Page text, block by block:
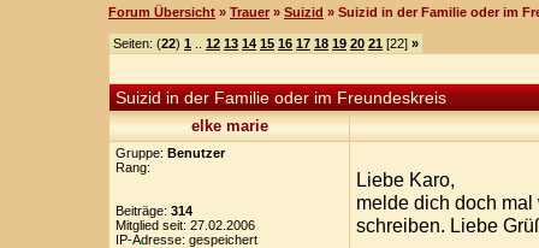
Forum Übersicht » Trauer » Suizid » Suizid in der Familie oder im
Seiten: (22) 1 12 13 14 15 16 17 18 19 20 21 [22] »
Suizid in der Familie oder im Freundeskreis
elke marie
Gruppe: Benutzer
Rang:
Beiträge: 314
Mitglied seit: 27.02.2006
IP-Adresse: gespeichert
Liebe Karo,
melde dich doch
schreiben. Liebe